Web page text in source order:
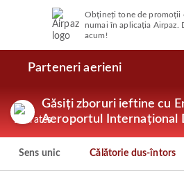
Obțineți tone de promoții
numai în aplicația Airpaz.
acum!
Parteneri aerieni
Găsiți zboruri ieftine cu
Aeroportul Internațional
Sens unic Călătorie dus-întors